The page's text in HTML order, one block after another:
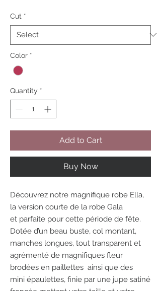
Cut *
Color *
Quantity *
Add to Cart
Buy Now
Découvrez notre magnifique robe Ella,
la version courte de la robe Gala
et parfaite pour cette période de fête.
Dotée d’un beau buste, col montant,
manches longues, tout transparent et
agrémenté de magnifiques fleur
brodées en paillettes ainsi que des
mini épaulettes, finie par une jupe satiné